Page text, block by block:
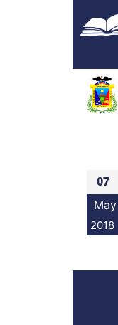
07
May
2018